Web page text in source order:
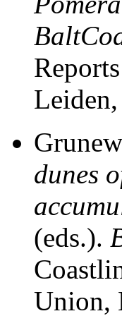
dunes
(eds.).
Union,